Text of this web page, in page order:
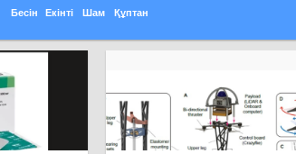
Бесін Екінті Шам Құптан